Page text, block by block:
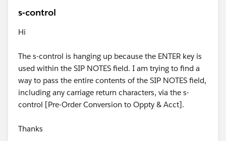
s-control
Hi
The s-control is hanging up because the ENTER key is
used within the SIP NOTES field. I am trying to find a
way to pass the entire contents of the SIP NOTES field,
including any carriage return characters, via the s-
control [Pre-Order Conversion to Oppty & Acct].
Thanks